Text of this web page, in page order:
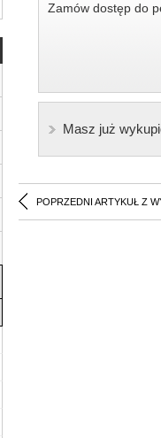
Zamów dostęp do
Masz już
POPRZEDNI ARTYKUŁ Z